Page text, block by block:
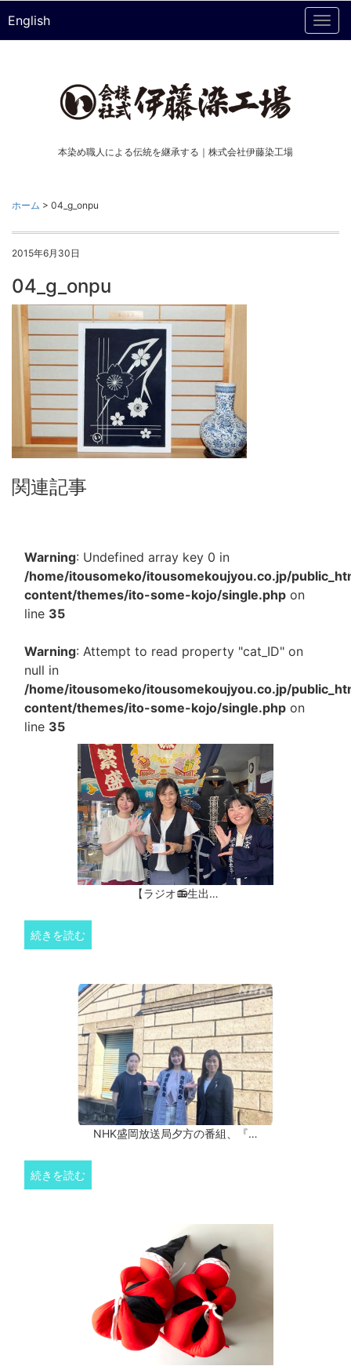
English
本染め職人による伝統を継承する｜株式会社伊藤染工場
ホーム > 04_g_onpu
2015年6月30日
04_g_onpu
関連記事
Warning: Undefined array key 0 in
/home/itousomeko/itousomekoujyou.co.jp/
content/themes/ito-some-kojo/single.php on
line 35
Warning: Attempt to read property "cat_ID" on
null in
/home/itousomeko/itousomekoujyou.co.jp/
content/themes/ito-some-kojo/single.php on
line 35
【ラジオ📻生出…
続きを読む
NHK盛岡放送局夕方の番組、『…
続きを読む